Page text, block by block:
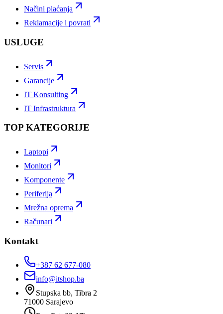
Načini plaćanja
Reklamacije i povrati
USLUGE
Servis
Garancije
IT Konsulting
IT Infrastruktura
TOP KATEGORIJE
Laptopi
Monitori
Komponente
Periferija
Mrežna oprema
Računari
Kontakt
+387 62 677-080
info@itshop.ba
Stupska bb, Tibra 2
71000 Sarajevo